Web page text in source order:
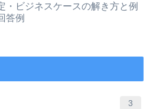
・ビジネスケースの解き方と例
答例
3